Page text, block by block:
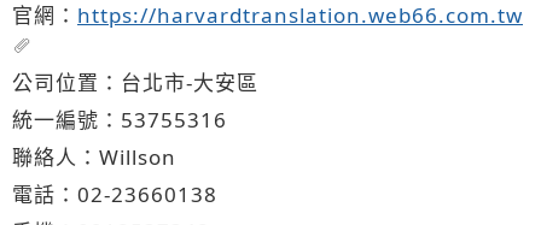
官網： https://harvardtranslation.web66.com.tw
公司位置：台北市-大安區
統一編號：53755316
聯絡人：Willson
電話： 02-23660138